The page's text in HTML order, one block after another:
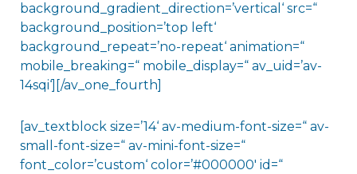
background_gradient_direction=’vertical‘ src=“
background_position=’top left‘
background_repeat=’no-repeat‘ animation=“
mobile_breaking=“ mobile_display=“ av_uid=’av-
14sqi‘][/av_one_fourth]
[av_textblock size=’14‘ av-medium-font-size=“ av-
small-font-size=“ av-mini-font-size=“
font_color=’custom‘ color=’#000000′ id=“